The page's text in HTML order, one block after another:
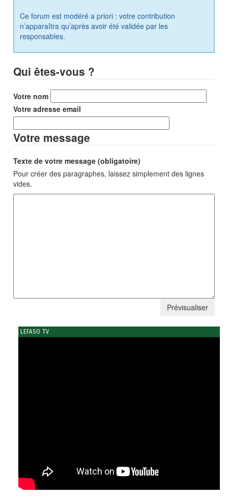
Ce forum est modéré a priori : votre contribution
n’apparaîtra qu’après avoir été validée par les
responsables.
Qui êtes-vous ?
Votre nom
Votre adresse email
Votre message
Texte de votre message (obligatoire)
Pour créer des paragraphes, laissez simplement des lignes
vides.
LEFASO TV